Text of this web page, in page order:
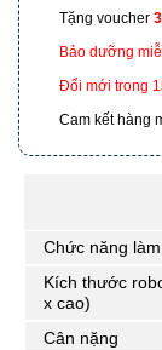
601 Hoàng
Tặng voucher
Bảo dưỡng
Đổi mới trong
Cam kết hàng
Chức năng
Kích thước
x cao)
Cân nặng